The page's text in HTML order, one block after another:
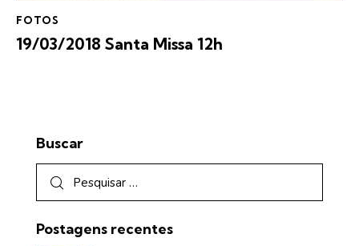
FOTOS
19/03/2018 Santa Missa 12h
Buscar
Postagens recentes